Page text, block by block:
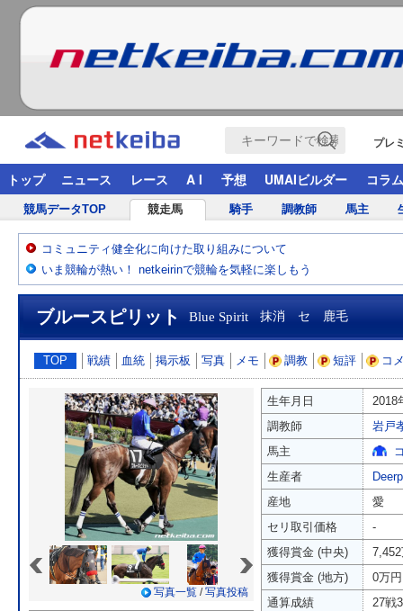
プレ
トップ ニュース レース A I 予想 UMAIビルダー コラム
競馬データTOP 競走馬 騎手 調教師 馬主
コミュニティ健全化に向けた取り組みについて
いま競輪が熱い！ netkeirinで競輪を気軽に楽しもう
ブルースピリット Blue Spirit 抹消 セ 鹿毛
TOP 戦績 血統 掲示板 写真 メモ 調教 短評 コ
写真一覧 /写真投稿
生年月日
2018
調教師
岩戸
馬主
生産者
産地
愛
セリ取引価格
-
獲得賞金 (中央)
獲得賞金 (地方)
0万円
通算成績
27戦